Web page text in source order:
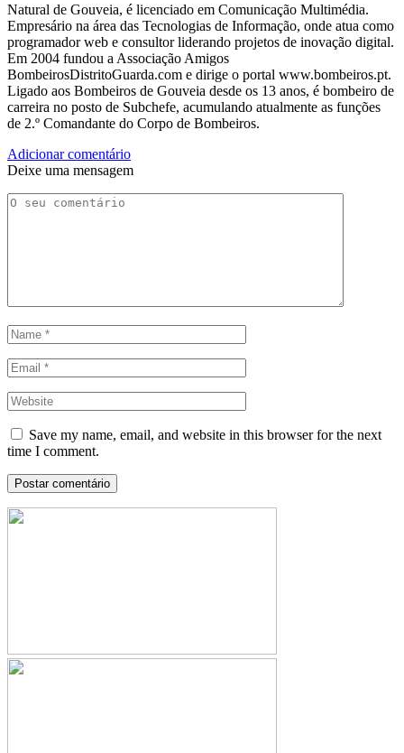
Natural de Gouveia, é licenciado em Comunicação Multimédia.
Empresário na área das Tecnologias de Informação, onde atua como
programador web e consultor liderando projetos de inovação digital.
Em 2004 fundou a Associação Amigos
BombeirosDistritoGuarda.com e dirige o portal www.bombeiros.pt.
Ligado aos Bombeiros de Gouveia desde os 13 anos, é bombeiro de
carreira no posto de Subchefe, acumulando atualmente as funções
de 2.º Comandante do Corpo de Bombeiros.
Adicionar comentário
Deixe uma mensagem
Save my name, email, and website in this browser for the next
time I comment.